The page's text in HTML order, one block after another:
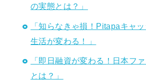
の実態とは？」
「知らなきゃ損！Pitapaキャ
生活が変わる！」
「即日融資が変わる！日本フ
とは？」